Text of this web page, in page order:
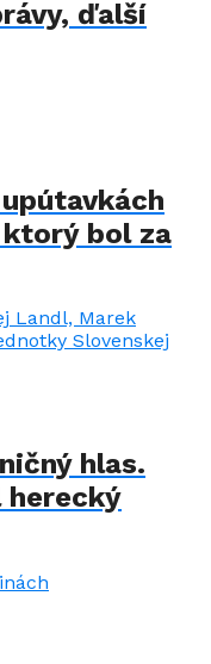
ďalší
ktorý bol za
hlas.
herecký